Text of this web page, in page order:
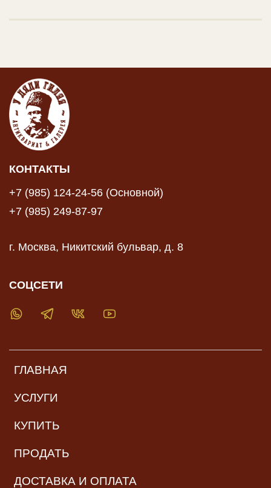
ГЛАВНАЯ
УСЛУГИ
КУПИТЬ
ПРОДАТЬ
ДОСТАВКА И ОПЛАТА
КОНТАКТЫ
+7 (985) 124-24-56 (Основной)
+7 (985) 249-87-97
г. Москва, Никитский бульвар, д. 8
СОЦСЕТИ